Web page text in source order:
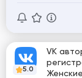
5.0
VK